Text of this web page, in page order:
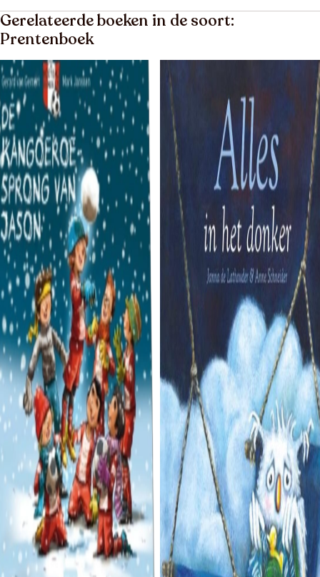
Gerelateerde boeken in de soort:
Prentenboek